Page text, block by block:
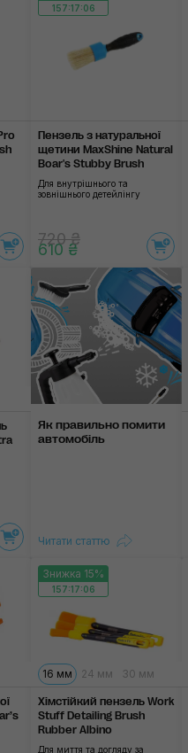
Шкіра
Ковролін
Застосувати
157:17:06
Пензель з натуральної
щетини MaxShine Natural
Boar's Stubby Brush
Для внутрішнього та
зовнішнього детейлінгу
720 ₴
610 ₴
Як правильно помити
автомобіль
Читати статтю
Знижка 15%
157:17:06
16 мм 24 мм 30 мм
Хімстійкий пензель Work
Stuff Detailing Brush
Rubber Albino
Для миття та догляду за